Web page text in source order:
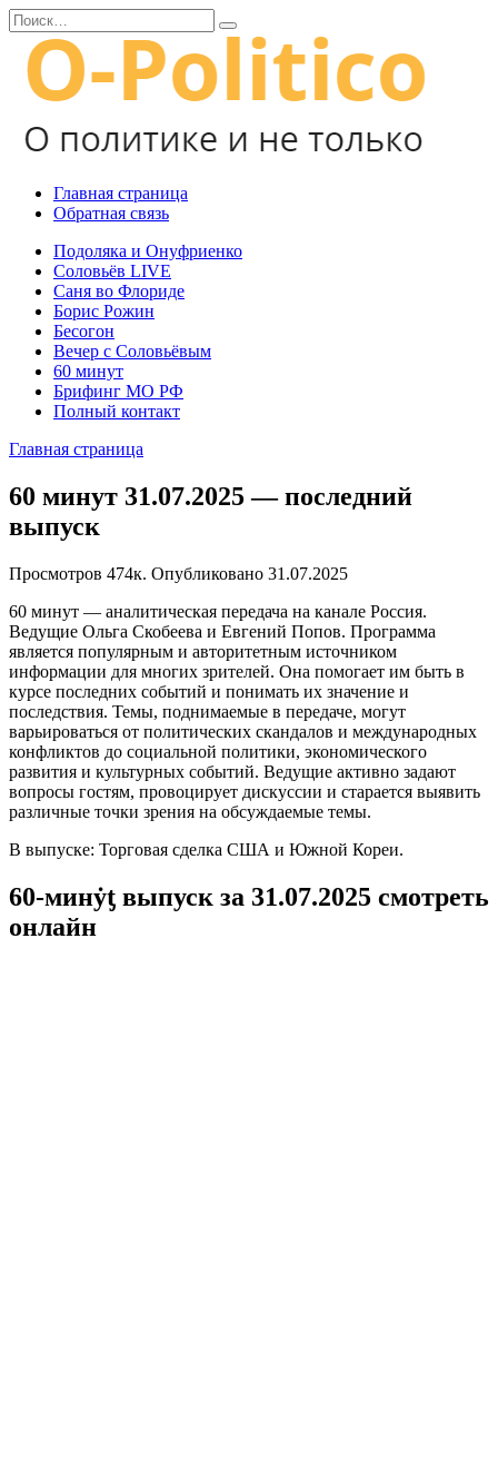
Перейти
к
содержанию
Search
for:
Главная страница
Обратная связь
Подоляка и Онуфриенко
Соловьёв LIVE
Саня во Флориде
Борис Рожин
Бесогон
Вечер с Соловьёвым
60 минут
Брифинг МО РФ
Полный контакт
Главная страница
60 минут 31.07.2025 — последний
выпуск
Просмотров 474к. Опубликовано 31.07.2025
60 минут — аналитическая передача на канале Россия.
Ведущие Ольга Скобеева и Евгений Попов. Программа
является популярным и авторитетным источником
информации для многих зрителей. Она помогает им быть в
курсе последних событий и понимать их значение и
последствия. Темы, поднимаемые в передаче, могут
варьироваться от политических скандалов и международных
конфликтов до социальной политики, экономического
развития и культурных событий. Ведущие активно задают
вопросы гостям, провоцирует дискуссии и старается выявить
различные точки зрения на обсуждаемые темы.
В выпуске: Торговая сделка США и Южной Кореи.
60-минẏƫ выпуск за 31.07.2025 смотреть
онлайн